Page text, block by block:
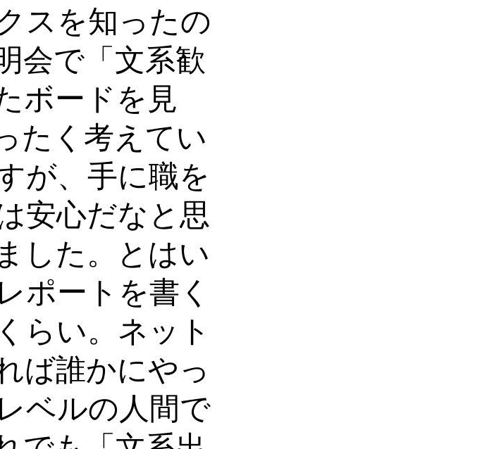
スを知ったの
会で「文系歓
ボードを見
たく考えてい
が、手に職を
安心だなと思
した。とはい
ポートを書く
らい。ネット
ば誰かにやっ
ベルの人間で